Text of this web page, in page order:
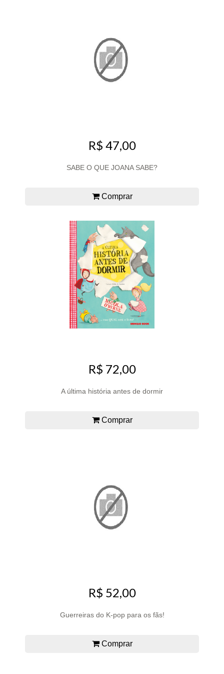
R$ 47,00
SABE O QUE JOANA SABE?
Comprar
R$ 72,00
A última história antes de dormir
Comprar
R$ 52,00
Guerreiras do K-pop para os fãs!
Comprar